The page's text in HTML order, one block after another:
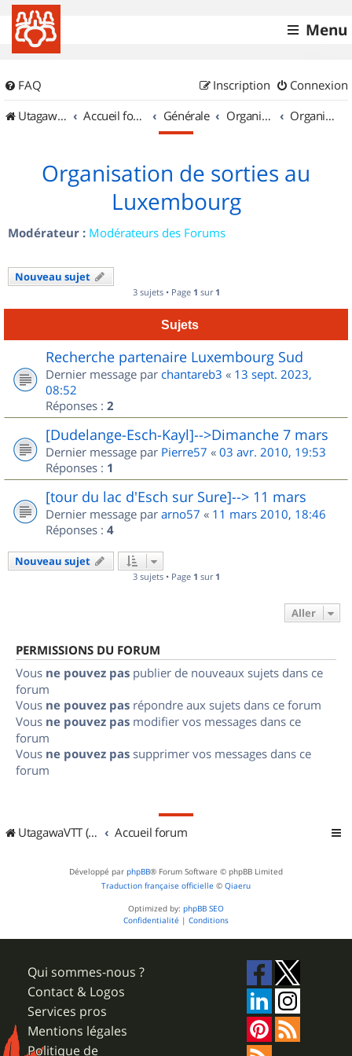
Menu
FAQ Connexion
Inscription
UtagawaVTT (Randos VTT et VTTAE avec traces GPS)
Accueil forum Générale Organisation de sorties & Recherche de partenaires Organisation de sorties au Luxembourg
Organisation de sorties au
Luxembourg
Modérateur : Modérateurs des Forums
Nouveau sujet
3 sujets • Page 1 sur 1
Sujets
Recherche partenaire Luxembourg Sud
Dernier message par chantareb3 « 13 sept. 2023,
08:52
Réponses : 2
[Dudelange-Esch-Kayl]-->Dimanche 7 mars
Dernier message par Pierre57 « 03 avr. 2010, 19:53
Réponses : 1
[tour du lac d'Esch sur Sure]--> 11 mars
Dernier message par arno57 « 11 mars 2010, 18:46
Réponses : 4
Nouveau sujet
3 sujets • Page 1 sur 1
Aller
PERMISSIONS DU FORUM
Vous ne pouvez pas publier de nouveaux sujets dans ce
forum
Vous ne pouvez pas répondre aux sujets dans ce forum
Vous ne pouvez pas modifier vos messages dans ce
forum
Vous ne pouvez pas supprimer vos messages dans ce
forum
UtagawaVTT (Randos VTT et VTTAE avec traces GPS) Accueil forum
Développé par phpBB® Forum Software © phpBB Limited
Traduction française officielle © Qiaeru
Optimized by: phpBB SEO
Confidentialité | Conditions
Qui sommes-nous ?
Contact & Logos
Services pros
Mentions légales
Politique de